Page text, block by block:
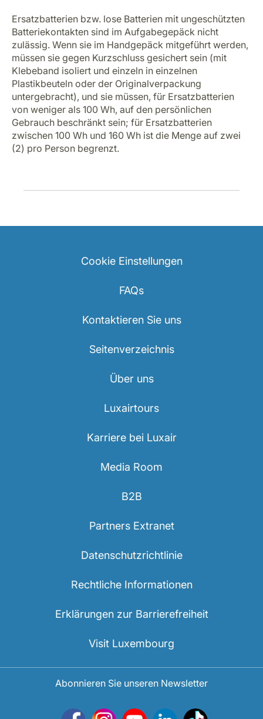
Ersatzbatterien bzw. lose Batterien mit ungeschützten
Batteriekontakten sind im Aufgabegepäck nicht
zulässig. Wenn sie im Handgepäck mitgeführt werden,
müssen sie gegen Kurzschluss gesichert sein (mit
Klebeband isoliert und einzeln in einzelnen
Plastikbeuteln oder der Originalverpackung
untergebracht), und sie müssen, für Ersatzbatterien
von weniger als 100 Wh, auf den persönlichen
Gebrauch beschränkt sein; für Ersatzbatterien
zwischen 100 Wh und 160 Wh ist die Menge auf zwei
(2) pro Person begrenzt.
Cookie Einstellungen
FAQs
Kontaktieren Sie uns
Seitenverzeichnis
Über uns
Luxairtours
Karriere bei Luxair
Media Room
B2B
Partners Extranet
Datenschutzrichtlinie
Rechtliche Informationen
Erklärungen zur Barrierefreiheit
Visit Luxembourg
Abonnieren Sie unseren Newsletter